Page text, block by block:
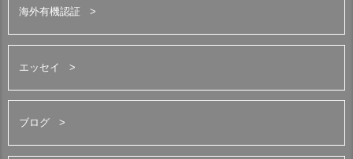
海外有機認証
エッセイ
ブログ